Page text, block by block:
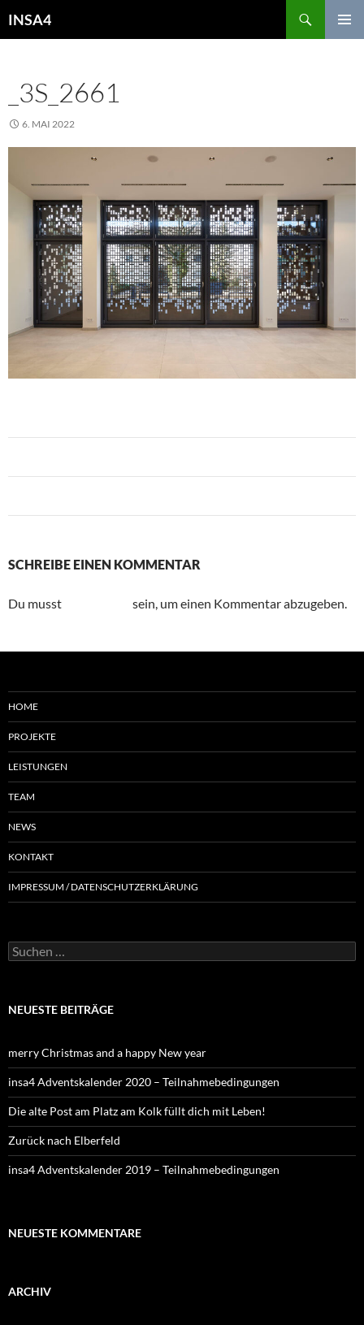
INSA4
_3S_2661
6. MAI 2022
SCHREIBE EINEN KOMMENTAR
Du musst sein, um einen Kommentar abzugeben.
HOME
PROJEKTE
LEISTUNGEN
TEAM
NEWS
KONTAKT
IMPRESSUM / DATENSCHUTZERKLÄRUNG
NEUESTE BEITRÄGE
merry Christmas and a happy New year
insa4 Adventskalender 2020 – Teilnahmebedingungen
Die alte Post am Platz am Kolk füllt dich mit Leben!
Zurück nach Elberfeld
insa4 Adventskalender 2019 – Teilnahmebedingungen
NEUESTE KOMMENTARE
ARCHIV